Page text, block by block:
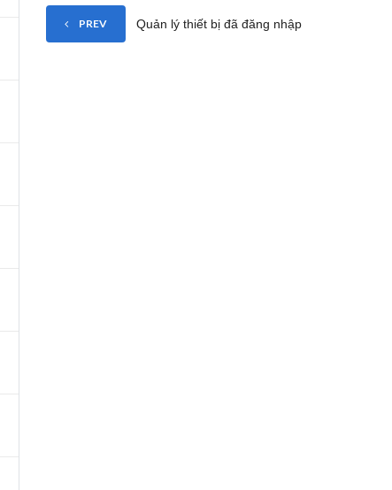
PREV Quản lý thiết bị đã đăng nhập